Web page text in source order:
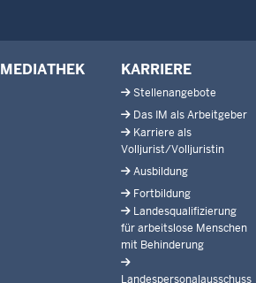
MEDIATHEK KARRIERE
Stellenangebote
Das IM als Arbeitgeber
Karriere als
Volljurist/Volljuristin
Ausbildung
Fortbildung
Landesqualifizierung
für arbeitslose Menschen
mit Behinderung
Landespersonalausschuss